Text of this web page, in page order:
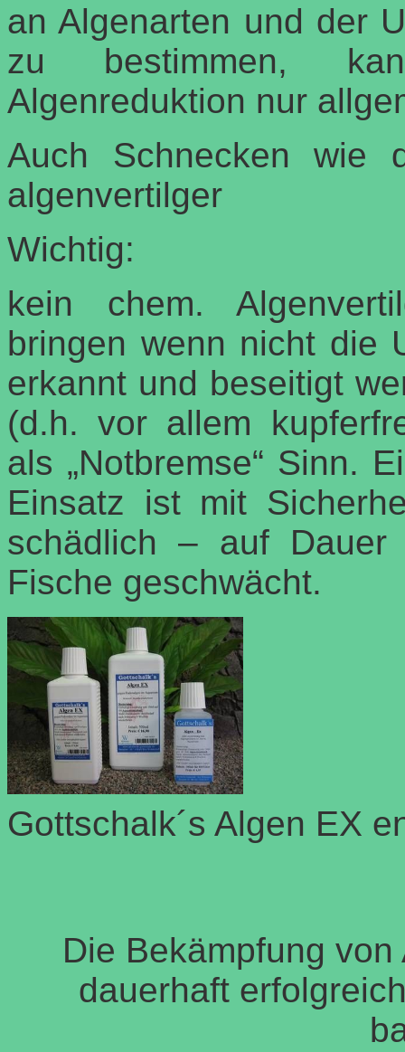
an Algenarten und der
zu bestimmen,
Algenreduktion nur
Auch Schnecken wie
algenvertilger
Wichtig:
kein chem.
bringen wenn nicht die
erkannt und beseitigt
(d.h. vor allem
als „Notbremse“ Sinn.
Einsatz ist mit
schädlich – auf Dauer
Fische geschwächt.
Gottschalk´s Algen EX
Die Bekämpfung
dauerhaft